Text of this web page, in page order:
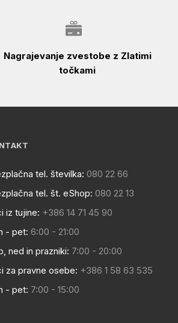
Nagrajevanje zvestobe z Zlatimi
točkami
tel. številka: 080 22 66
tel. št. eShop: 080 22 13
iz tujine: +386 14 71 45 90
- pet: 6:00 - 21:00
ned in prazniki: 7:00 - 20:00
za pravne osebe: +386 1 58 63 535
- pet: 7:00 - 15:00